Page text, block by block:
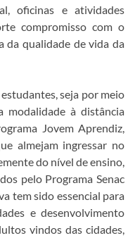
oficinas e atividades
compromisso com o
da qualidade de vida da
seja por meio
modalidade à distância
Jovem Aprendiz,
almejam ingressar no
do nível de ensino,
pelo Programa Senac
tem sido essencial para
e desenvolvimento
vindos das cidades,